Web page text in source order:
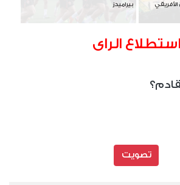
بيراميدز
استطلاع الراى
تصويت